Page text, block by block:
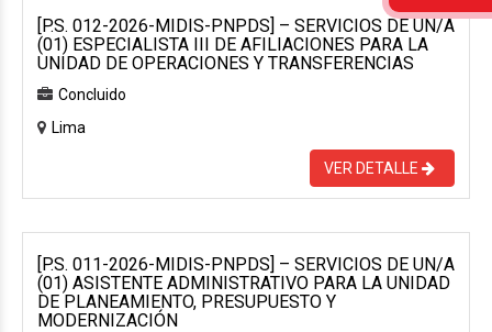
[P.S. 012-2026-MIDIS-PNPDS] – SERVICIOS DE UN/A
(01) ESPECIALISTA III DE AFILIACIONES PARA LA
UNIDAD DE OPERACIONES Y TRANSFERENCIAS
Concluido
Lima
VER DETALLE
[P.S. 011-2026-MIDIS-PNPDS] – SERVICIOS DE UN/A
(01) ASISTENTE ADMINISTRATIVO PARA LA UNIDAD
DE PLANEAMIENTO, PRESUPUESTO Y
MODERNIZACIÓN